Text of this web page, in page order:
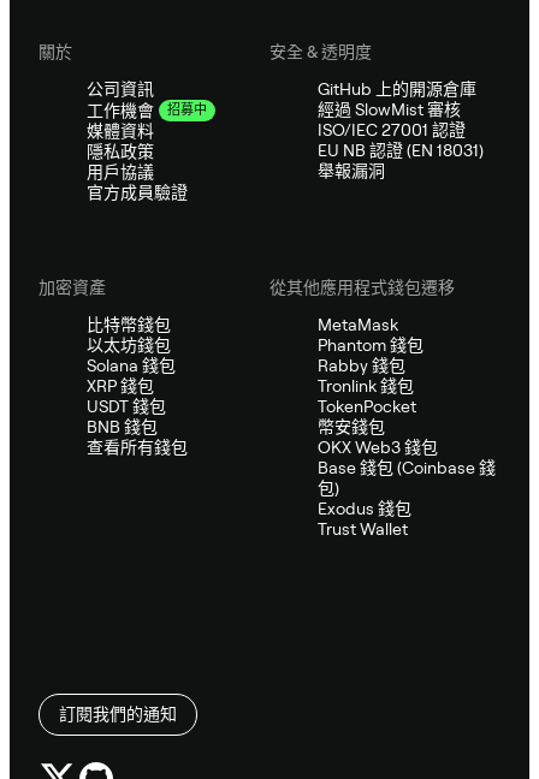
關於
公司資訊
工作機會
招募中
媒體資料
隱私政策
用戶協議
官方成員驗證
安全 & 透明度
GitHub 上的開源倉庫
經過 SlowMist 審核
ISO/IEC 27001 認證
EU NB 認證 (EN 18031)
舉報漏洞
加密資產
比特幣錢包
以太坊錢包
Solana 錢包
XRP 錢包
USDT 錢包
BNB 錢包
查看所有錢包
從其他應用程式錢包遷移
MetaMask
Phantom 錢包
Rabby 錢包
Tronlink 錢包
TokenPocket
幣安錢包
OKX Web3 錢包
Base 錢包 (Coinbase 錢
包)
Exodus 錢包
Trust Wallet
訂閱我們的通知